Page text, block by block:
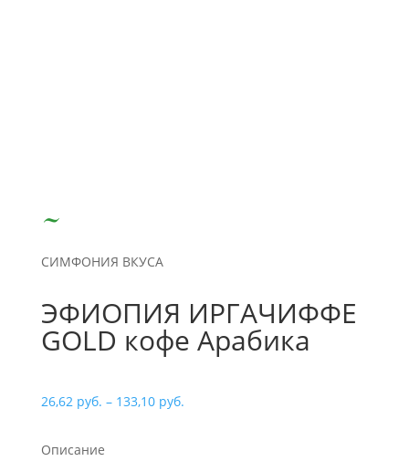
СИМФОНИЯ ВКУСА
ЭФИОПИЯ ИРГАЧИФФЕ
GOLD кофе Арабика
26,62 руб. – 133,10 руб.Диапазон
Описание